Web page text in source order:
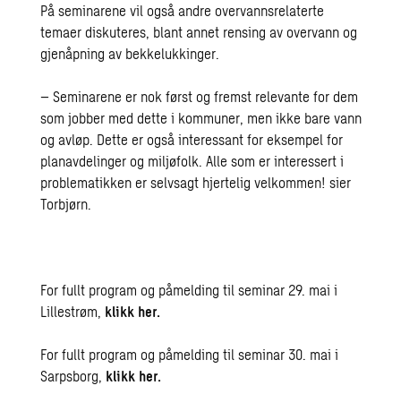
På seminarene vil også andre overvannsrelaterte
temaer diskuteres, blant annet rensing av overvann og
gjenåpning av bekkelukkinger.
– Seminarene er nok først og fremst relevante for dem
som jobber med dette i kommuner, men ikke bare vann
og avløp. Dette er også interessant for eksempel for
planavdelinger og miljøfolk. Alle som er interessert i
problematikken er selvsagt hjertelig velkommen! sier
Torbjørn.
For fullt program og påmelding til seminar 29. mai i
Lillestrøm, klikk her.
For fullt program og påmelding til seminar 30. mai i
Sarpsborg, klikk her.